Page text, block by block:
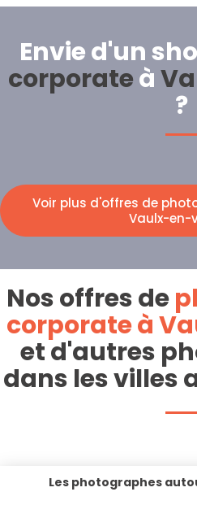
Envie d'un
corporateà
?
Voir plus d'offres de
Vaulx-en-
Nos offres de
corporate à
et d'autres
dans les villes
Les photographes